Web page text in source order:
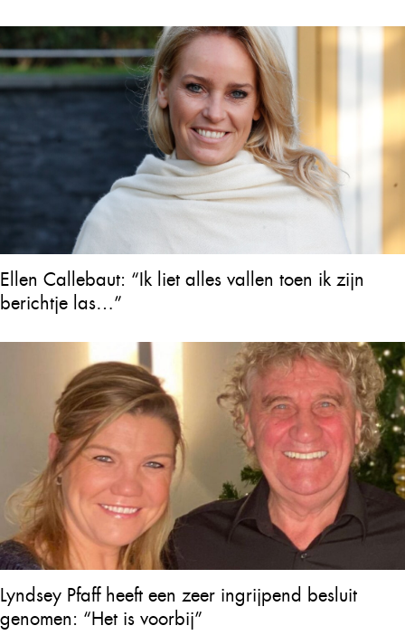
Ellen Callebaut: “Ik liet alles vallen toen ik zijn
berichtje las…”
Lyndsey Pfaff heeft een zeer ingrijpend besluit
genomen: “Het is voorbij”